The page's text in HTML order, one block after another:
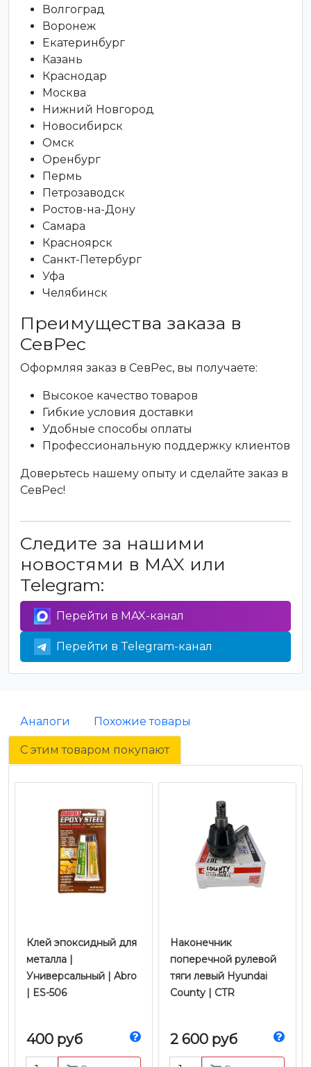
Волгоград
Воронеж
Екатеринбург
Казань
Краснодар
Москва
Нижний Новгород
Новосибирск
Омск
Оренбург
Пермь
Петрозаводск
Ростов-на-Дону
Самара
Красноярск
Санкт-Петербург
Уфа
Челябинск
Преимущества заказа в
СевРес
Оформляя заказ в СевРес, вы получаете:
Высокое качество товаров
Гибкие условия доставки
Удобные способы оплаты
Профессиональную поддержку клиентов
Доверьтесь нашему опыту и сделайте заказ в
СевРес!
Следите за нашими
новостями в MAX или
Telegram:
Перейти в MAX-канал
Перейти в Telegram-канал
Аналоги Похожие товары
С этим товаром покупают
Клей эпоксидный для
металла |
Универсальный | Abro
| ES-506
400 руб
Наконечник
поперечной рулевой
тяги левый Hyundai
County | CTR
2 600 руб